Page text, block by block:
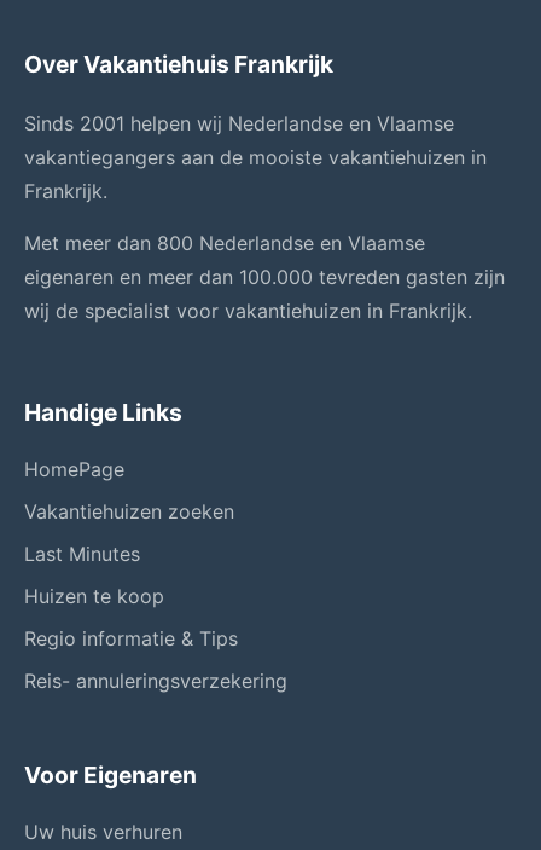
Over Vakantiehuis Frankrijk
Sinds 2001 helpen wij Nederlandse en Vlaamse
vakantiegangers aan de mooiste vakantiehuizen in
Frankrijk.
Met meer dan 800 Nederlandse en Vlaamse
eigenaren en meer dan 100.000 tevreden gasten zijn
wij de specialist voor vakantiehuizen in Frankrijk.
Handige Links
HomePage
Vakantiehuizen zoeken
Last Minutes
Huizen te koop
Regio informatie & Tips
Reis- annuleringsverzekering
Voor Eigenaren
Uw huis verhuren